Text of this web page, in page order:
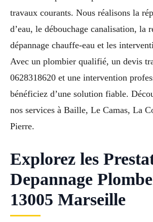
travaux courants. Nous réalisons la
d’eau, le débouchage canalisation, la
dépannage chauffe-eau et les
Avec un plombier qualifié, un devis
0628318620 et une intervention
bénéficiez d’une solution fiable.
nos services à Baille, Le Camas, La
Pierre.
Explorez les
Depannage
13005 Marseille